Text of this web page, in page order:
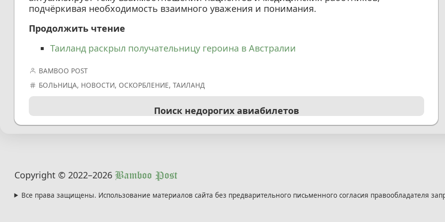
подчёркивая необходимость взаимного уважения и понимания.
Продолжить чтение
Таиланд раскрыл получательницу героина в Австралии
BAMBOO POST
БОЛЬНИЦА, НОВОСТИ, ОСКОРБЛЕНИЕ,ТАИЛАНД
Поиск недорогих авиабилетов
Copyright © 2022–2026 Bamboo Post
Все права защищены. Использование материалов сайта без предварительного письменного согласия правообладателя